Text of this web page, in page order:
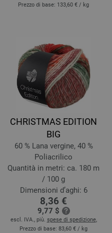
Prezzo di base: 133,60 € / kg
CHRISTMAS EDITION
BIG
60 % Lana vergine, 40 %
Poliacrilico
Quantità in metri: ca. 180 m
/ 100 g
Dimensioni d’aghi: 6
8,36 €
9,77 $
escl. IVA., più. spese di spedizione,
Prezzo di base: 83,60 € / kg